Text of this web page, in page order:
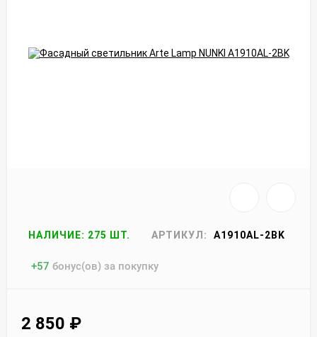
НАЛИЧИЕ: 275 ШТ. АРТИКУЛ: A1910AL-2BK
+57 бонус(ов) за покупку
2 850 ₽